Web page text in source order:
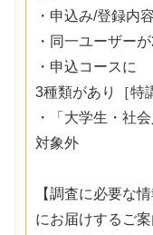
・申込み/登録内
・同一ユーザー
・申込コースに
3種類があり［特
・「大学生・社
対象外
【調査に必要な
にお届けするご